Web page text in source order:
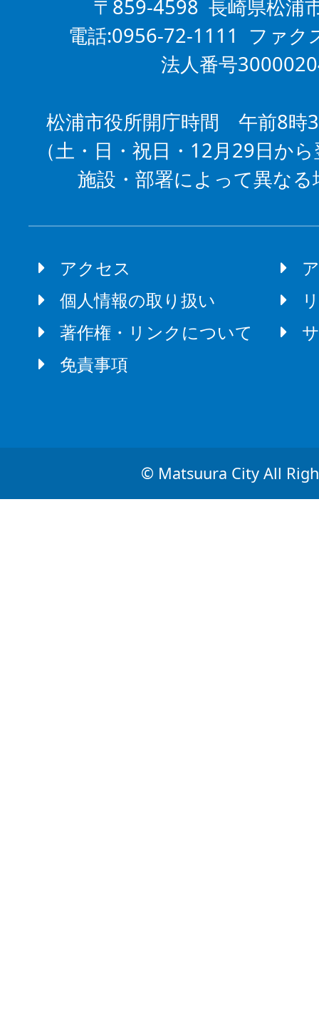
〒859-4598 長崎県松浦
電話:0956-72-1111 ファ
法人番号
松浦市役所開庁時間 午前8時
（土・日・祝日・12月29日か
施設・部署によって異な
アクセス
個人情報の取り扱い
著作権・リンクについて
免責事項
© Matsuura City All